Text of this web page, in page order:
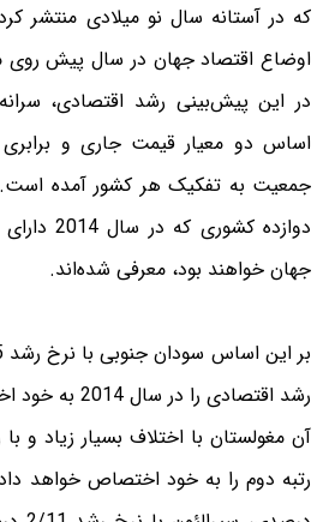
که در آستانه سال نو میلادی منتشر
اوضاع اقتصاد جهان در سال پیش روی
در این پیش‌بینی رشد اقتصادی،
اساس دو معیار قیمت جاری و
جمعیت به تفکیک هر کشور آمده است.
دوازده
جهان خواهند بود، معرفی شده‌اند.
رشد اقتصادی